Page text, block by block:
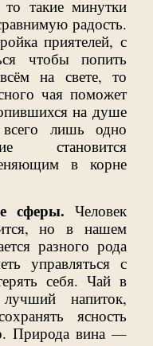
то такие минутки
радость.
приятелей, с
чтобы попить
на свете, то
чая поможет
на душе
лишь одно
становится
в корне
сферы. Человек
но в нашем
разного рода
управляться с
себя. Чай в
напиток,
ясность
Природа вина —